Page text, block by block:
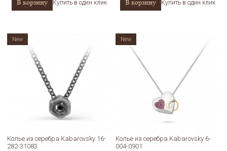
В корзину Купить в один клик В корзину Купить в один клик
Колье из серебра Kabarovsky 16-
282-31083
New
Колье из серебра Kabarovsky 6-
004-0901
New